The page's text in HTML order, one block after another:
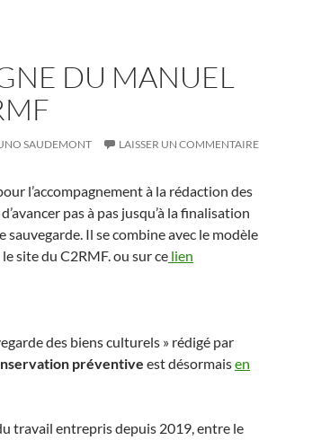
DU MANUEL
SAUDEMONT LAISSER UN COMMENTAIRE
l’accompagnement à la rédaction des
pas à pas jusqu’à la finalisation
sauvegarde. Il se combine avec le modèle
site du C2RMF. ou sur ce lien
des biens culturels » rédigé par
préventive est désormaisen
travail entrepris depuis 2019, entre le